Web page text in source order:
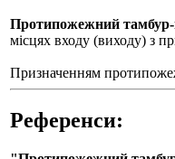
Протипожежний
місцях входу (виходу) з
Призначенням
Референси: